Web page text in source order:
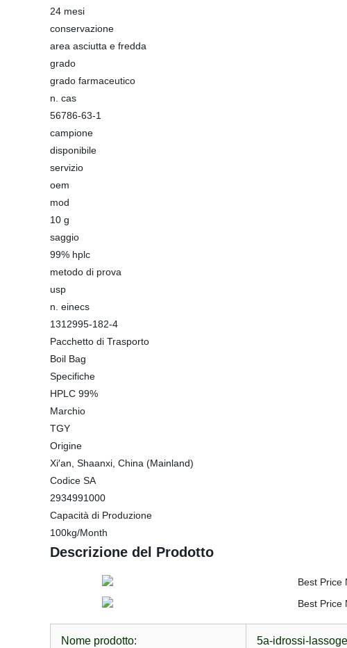
24 mesi
conservazione
area asciutta e fredda
grado
grado farmaceutico
n. cas
56786-63-1
campione
disponibile
servizio
oem
mod
10 g
saggio
99% hplc
metodo di prova
usp
n. einecs
1312995-182-4
Pacchetto di Trasporto
Boil Bag
Specifiche
HPLC 99%
Marchio
TGY
Origine
Xi′an, Shaanxi, China (Mainland)
Codice SA
2934991000
Capacità di Produzione
100kg/Month
Descrizione del Prodotto
Nome prodotto: 5a-idrossi-